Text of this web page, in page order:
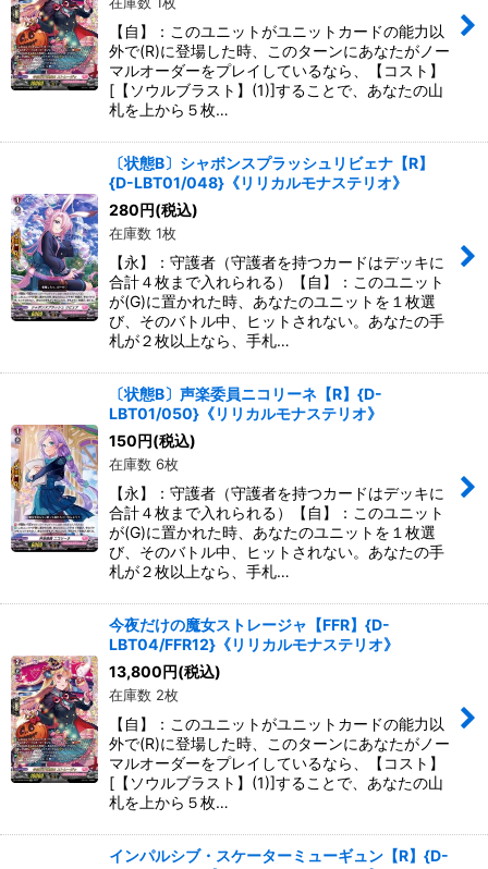
【自】：このユニットがユニットカードの能力以
外で(R)に登場した時、このターンにあなたがノー
マルオーダーをプレイしているなら、【コスト】
[【ソウルブラスト】(1)]することで、あなたの山
札を上から５枚…
〔状態B〕シャボンスプラッシュリビェナ【R】
{D-LBT01/048}《リリカルモナステリオ》
280円(税込)
在庫数 1枚
【永】：守護者（守護者を持つカードはデッキに
合計４枚まで入れられる）【自】：このユニット
が(G)に置かれた時、あなたのユニットを１枚選
び、そのバトル中、ヒットされない。あなたの手
札が２枚以上なら、手札…
〔状態B〕声楽委員ニコリーネ【R】{D-
LBT01/050}《リリカルモナステリオ》
150円(税込)
在庫数 6枚
【永】：守護者（守護者を持つカードはデッキに
合計４枚まで入れられる）【自】：このユニット
が(G)に置かれた時、あなたのユニットを１枚選
び、そのバトル中、ヒットされない。あなたの手
札が２枚以上なら、手札…
今夜だけの魔女ストレージャ【FFR】{D-
LBT04/FFR12}《リリカルモナステリオ》
13,800円(税込)
在庫数 2枚
【自】：このユニットがユニットカードの能力以
外で(R)に登場した時、このターンにあなたがノー
マルオーダーをプレイしているなら、【コスト】
[【ソウルブラスト】(1)]することで、あなたの山
札を上から５枚…
インパルシブ・スケーターミューギュン【R】{D-